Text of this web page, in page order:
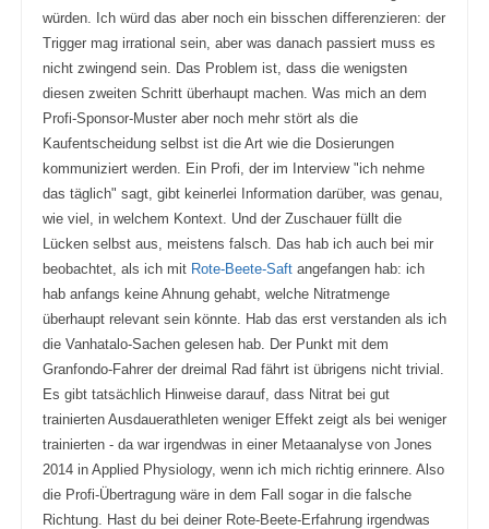
würden. Ich würd das aber noch ein bisschen differenzieren: der
Trigger mag irrational sein, aber was danach passiert muss es
nicht zwingend sein. Das Problem ist, dass die wenigsten
diesen zweiten Schritt überhaupt machen. Was mich an dem
Profi-Sponsor-Muster aber noch mehr stört als die
Kaufentscheidung selbst ist die Art wie die Dosierungen
kommuniziert werden. Ein Profi, der im Interview "ich nehme
das täglich" sagt, gibt keinerlei Information darüber, was genau,
wie viel, in welchem Kontext. Und der Zuschauer füllt die
Lücken selbst aus, meistens falsch. Das hab ich auch bei mir
beobachtet, als ich mit Rote-Beete-Saftangefangen hab: ich
hab anfangs keine Ahnung gehabt, welche Nitratmenge
überhaupt relevant sein könnte. Hab das erst verstanden als ich
die Vanhatalo-Sachen gelesen hab. Der Punkt mit dem
Granfondo-Fahrer der dreimal Rad fährt ist übrigens nicht trivial.
Es gibt tatsächlich Hinweise darauf, dass Nitrat bei gut
trainierten Ausdauerathleten weniger Effekt zeigt als bei weniger
trainierten - da war irgendwas in einer Metaanalyse von Jones
2014 in Applied Physiology, wenn ich mich richtig erinnere. Also
die Profi-Übertragung wäre in dem Fall sogar in die falsche
Richtung. Hast du bei deiner Rote-Beete-Erfahrung irgendwas